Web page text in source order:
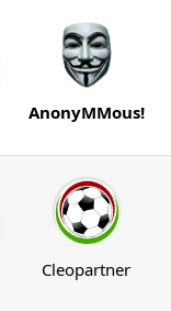
AnonyMMous!
Cleopartner